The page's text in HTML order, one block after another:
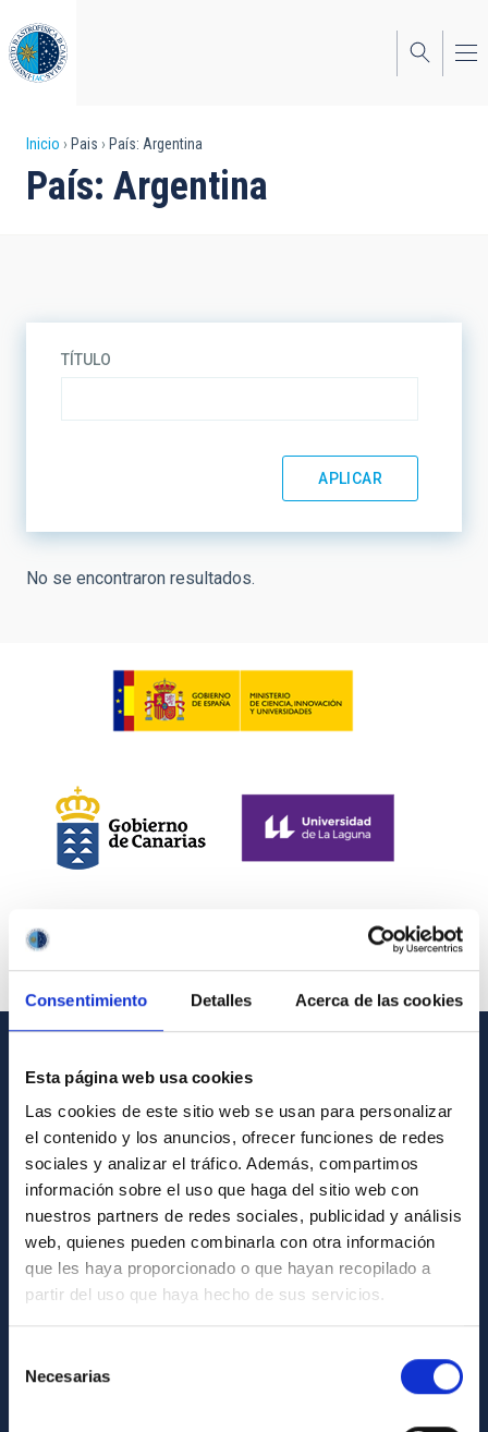
Consentimiento Detalles Acerca de las cookies
Esta página web usa cookies
Las cookies de este sitio web se usan para personalizar
el contenido y los anuncios, ofrecer funciones de redes
sociales y analizar el tráfico. Además, compartimos
información sobre el uso que haga del sitio web con
nuestros partners de redes sociales, publicidad y análisis
web, quienes pueden combinarla con otra información
que les haya proporcionado o que hayan recopilado a
partir del uso que haya hecho de sus servicios.
Necesarias
al
contenido
principal
Sobrescribir
enlaces
navegación
Inicio Pais País: Argentina
País: Argentina
TÍTULO
No se encontraron resultados.
INFORMACIÓN GENERAL
Contacto
Cómo llegar al IAC
Directorio de personal
Biblioteca
Registro general
INFORMACIÓN INSTITUCIONAL
Legislación